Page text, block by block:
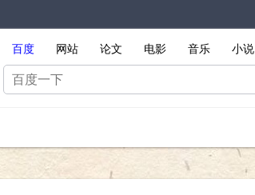
百度 网站 论文 电影 音乐 小说